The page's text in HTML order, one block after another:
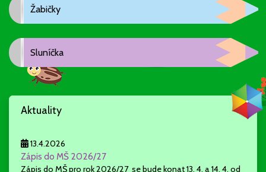
Žabičky
Sluníčka
Aktuality
13.4.2026
Zápis do MŠ 2026/27
Zápis do MŠ pro rok 2026/27 se bude konat 13. 4. a 14. 4. od